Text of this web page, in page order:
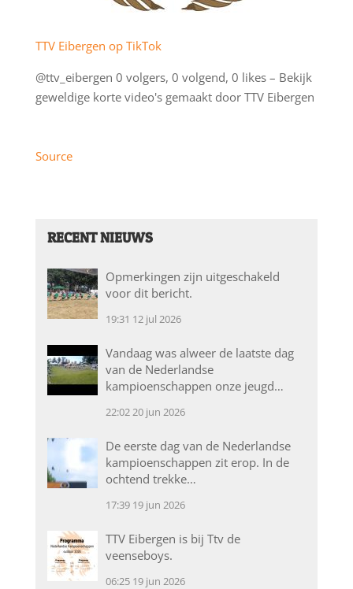
TTV Eibergen op TikTok
@ttv_eibergen 0 volgers, 0 volgend, 0 likes – Bekijk
geweldige korte video's gemaakt door TTV Eibergen
Source
RECENT NIEUWS
Opmerkingen zijn uitgeschakeld
voor dit bericht.
19:31 12 jul 2026
Vandaag was alweer de laatste dag
van de Nederlandse
kampioenschappen onze jeugd…
22:0220 jun 2026
De eerste dag van de Nederlandse
kampioenschappen zit erop. In de
ochtend trekke…
17:39 19 jun 2026
TTV Eibergen is bij Ttv de
veenseboys.
06:25 19 jun 2026